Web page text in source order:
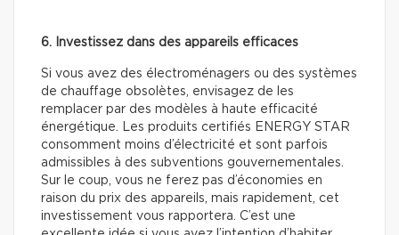
6. Investissez dans des appareils efficaces
Si vous avez des électroménagers ou des systèmes
de chauffage obsolètes, envisagez de les
remplacer par des modèles à haute efficacité
énergétique. Les produits certifiés ENERGY STAR
consomment moins d’électricité et sont parfois
admissibles à des subventions gouvernementales.
Sur le coup, vous ne ferez pas d’économies en
raison du prix des appareils, mais rapidement, cet
investissement vous rapportera. C’est une